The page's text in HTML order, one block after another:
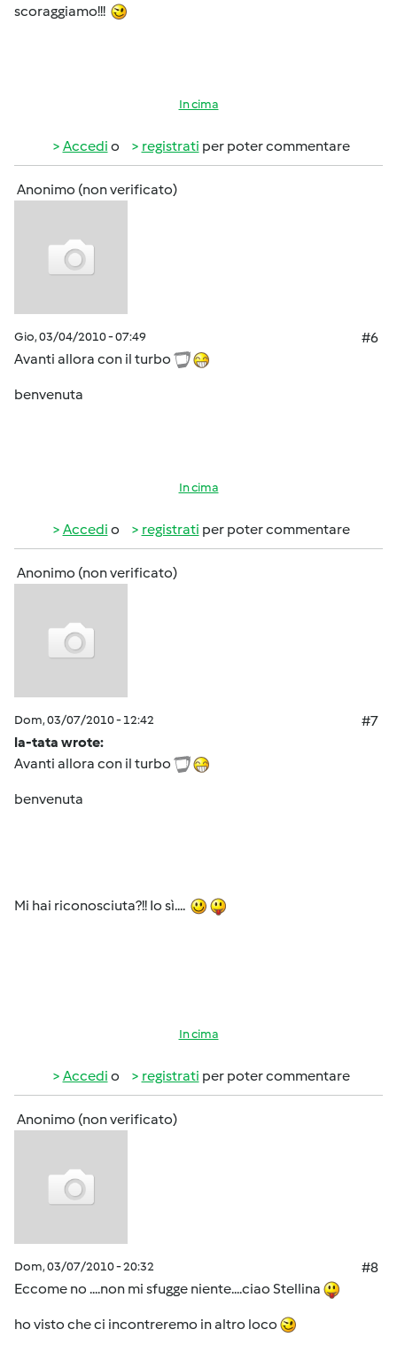
scoraggiamo!!!
In cima
Accedi o registrati per poter commentare
Anonimo (non verificato)
Gio, 03/04/2010 - 07:49
#6
Avanti allora con il turbo
benvenuta
In cima
Accedi o registrati per poter commentare
Anonimo (non verificato)
Dom, 03/07/2010 - 12:42
#7
la-tata wrote:
Avanti allora con il turbo
benvenuta
Mi hai riconosciuta?!! Io sì....
In cima
Accedi o registrati per poter commentare
Anonimo (non verificato)
Dom, 03/07/2010 - 20:32
#8
Eccome no ....non mi sfugge niente....ciao Stellina
ho visto che ci incontreremo in altro loco